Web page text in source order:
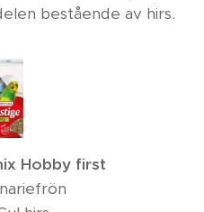
bestående av hirs.
Hobby first